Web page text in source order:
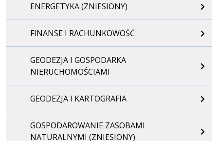
ENERGETYKA (ZNIESIONY)
FINANSE I RACHUNKOWOŚĆ
GEODEZJA I GOSPODARKA
NIERUCHOMOŚCIAMI
GEODEZJA I KARTOGRAFIA
GOSPODAROWANIE ZASOBAMI
NATURALNYMI (ZNIESIONY)